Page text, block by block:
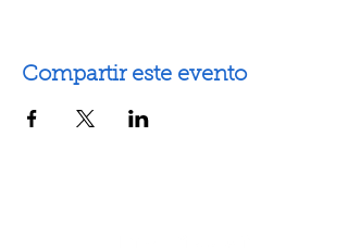
Compartir este evento